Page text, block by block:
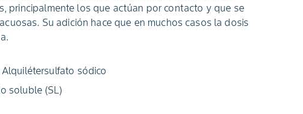
principalmente los que actúan por contacto y que se
Su adición hace que en muchos casos la dosis
sódico
soluble (SL)